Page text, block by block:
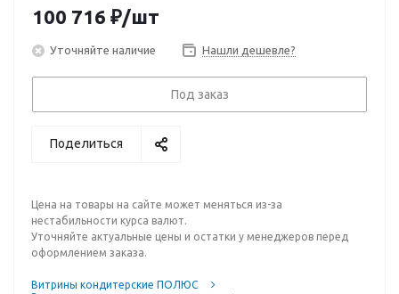
100 716 ₽/шт
Уточняйте наличие Нашли дешевле?
Под заказ
Поделиться
Цена на товары на сайте может меняться из-за
нестабильности курса валют.
Уточняйте актуальные цены и остатки у менеджеров перед
оформлением заказа.
Витрины кондитерские ПОЛЮС